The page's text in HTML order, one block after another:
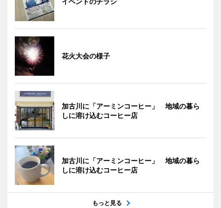
花火大会の様子
加古川に「アーミンコーヒー」 地域の暮ら
しに溶け込むコーヒー店
加古川に「アーミンコーヒー」 地域の暮ら
しに溶け込むコーヒー店
もっと見る